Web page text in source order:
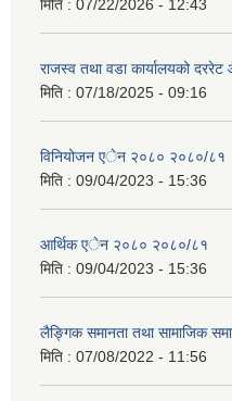
मिति : 07/22/2026 - 12:43
राजस्व तथा वडा कार्यालयको
मिति : 07/18/2025 - 09:16
विनियोजन एेन २०८० २०८०/८१
मिति : 09/04/2023 - 15:36
आर्थिक एेन २०८० २०८०/८१
मिति : 09/04/2023 - 15:36
लैङ्गिक समानता तथा सामाजिक
मिति : 07/08/2022 - 11:56